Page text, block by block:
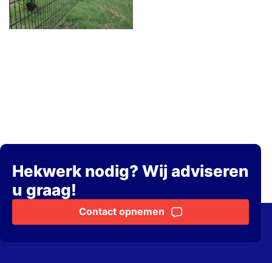
Hekwerk nodig? Wij adviseren
u graag!
Contact opnemen